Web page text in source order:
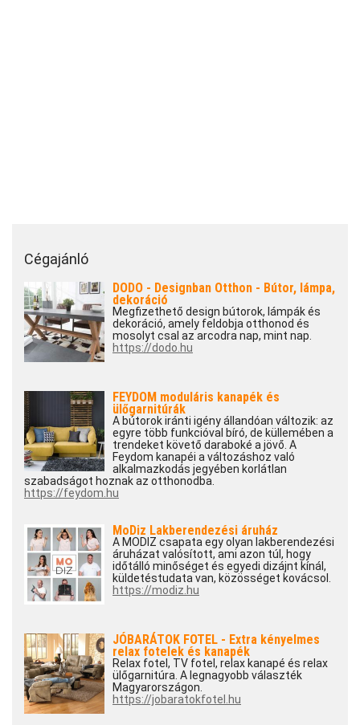
Cégajánló
DODO - Designban Otthon - Bútor, lámpa,
dekoráció
Megfizethető design bútorok, lámpák és
dekoráció, amely feldobja otthonod és
mosolyt csal az arcodra nap, mint nap.
https://dodo.hu
FEYDOM moduláris kanapék és
ülőgarnitúrák
A bútorok iránti igény állandóan változik: az
egyre több funkcióval bíró, de küllemében a
trendeket követő daraboké a jövő. A
Feydom kanapéi a változáshoz való
alkalmazkodás jegyében korlátlan
szabadságot hoznak az otthonodba.
https://feydom.hu
MoDiz Lakberendezési áruház
A MODIZ csapata egy olyan lakberendezési
áruházat valósított, ami azon túl, hogy
időtálló minőséget és egyedi dizájnt kínál,
küldetéstudata van, közösséget kovácsol.
https://modiz.hu
JÓBARÁTOK FOTEL - Extra kényelmes
relax fotelek és kanapék
Relax fotel, TV fotel, relax kanapé és relax
ülőgarnitúra. A legnagyobb választék
Magyarországon.
https://jobaratokfotel.hu